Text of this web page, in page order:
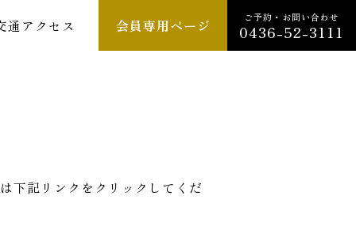
通アクセス 会員専用ページ ご予約・お問い合わせ
0436-52-3111
下記リンクをクリックしてくだ